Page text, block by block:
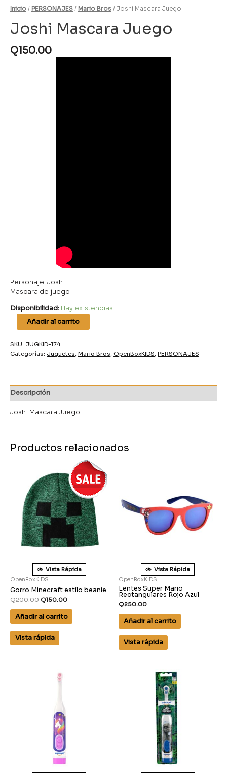
Inicio / PERSONAJES / Mario Bros / Joshi Mascara Juego
Joshi Mascara Juego
Q150.00
Personaje: Joshi
Mascara de juego
Disponibilidad: Hay existencias
Añadir al carrito
SKU: JUGKID-174
Categorías: Juguetes, Mario Bros, OpenBoxKIDS, PERSONAJES
Descripción
Joshi Mascara Juego
Productos relacionados
Vista Rápida
OpenBoxKIDS
Gorro Minecraft estilo beanie
Q200.00 Q150.00
Añadir al carrito
Vista rápida
Vista Rápida
OpenBoxKIDS
Lentes Super Mario
Rectangulares Rojo Azul
Q250.00
Añadir al carrito
Vista rápida